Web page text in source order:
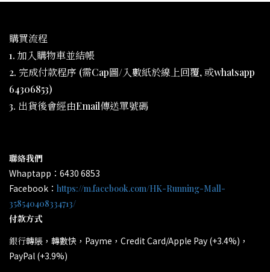
購買流程
1. 加入購物車並結帳
2. 完成付款程序 (需Cap圖/入數紙於線上回覆, 或whatsapp
64306853)
3. 出貨後會經由Email傳送單號碼
聯絡我們
Whaptapp：6430 6853
Facebook： https://m.facebook.com/HK-Running-Mall-
358540408334713/
付款方式
銀行轉賬，轉數快，Payme，Credit Card/Apple Pay (+3.4%)，
PayPal (+3.9%)